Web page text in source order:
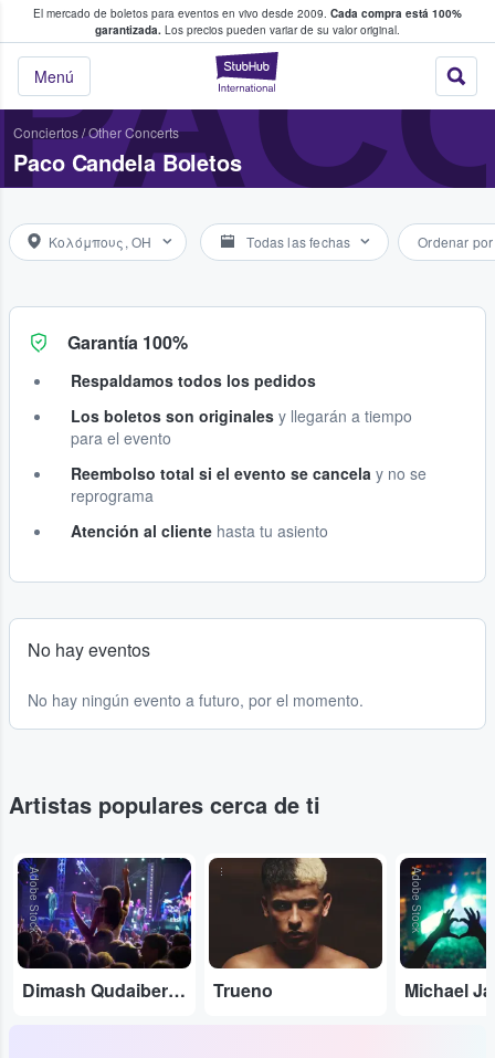
El mercado de boletos para eventos en vivo desde 2009. Cada compra está 100%
garantizada. Los precios pueden variar de su valor original.
StubHub: donde
Menú
fans compran y venden boletos
Conciertos/Other Concerts
Paco Candela Boletos
Κολόμπους, OH Todas las fechas Ordenar
Garantía 100%
Respaldamos todos los pedidos
Los boletos son originales y llegarán a tiempo
para el evento
Reembolso total si el evento se cancela y no se
reprograma
Atención al cliente hasta tu asiento
No hay eventos
No hay ningún evento a futuro, por el momento.
Artistas populares cerca de ti
Adobe Stock
Dimash Qudaibergen
...
Trueno
Adobe Stock